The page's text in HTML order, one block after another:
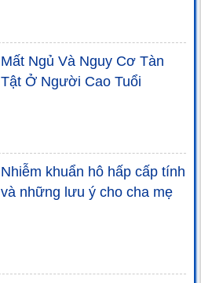
Mất Ngủ Và Nguy Cơ Tàn
Tật Ở Người Cao Tuổi
Nhiễm khuẩn hô hấp cấp tính
và những lưu ý cho cha mẹ